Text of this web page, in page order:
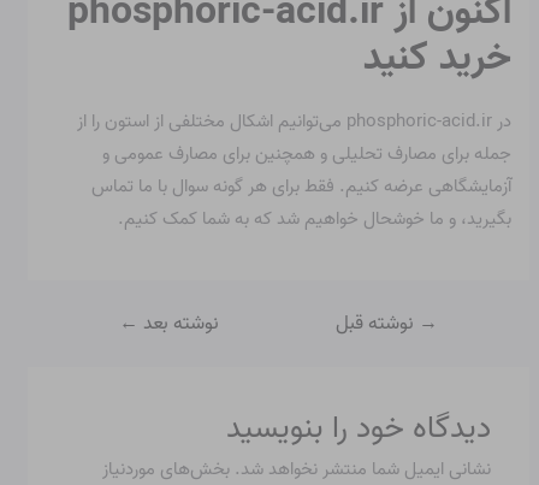
خرید کنید
در phosphoric-acid.ir می‌توانیم اشکال مختلفی از استون را از
جمله برای مصارف تحلیلی و همچنین برای مصارف عمومی و
آزمایشگاهی عرضه کنیم. فقط برای هر گونه سوال با ما تماس
بگیرید، و ما خوشحال خواهیم شد که به شما کمک کنیم.
→ نوشته قبل نوشته بعد ←
دیدگاه‌ خود را بنویسید
نشانی ایمیل شما منتشر نخواهد شد. بخش‌های موردنیاز